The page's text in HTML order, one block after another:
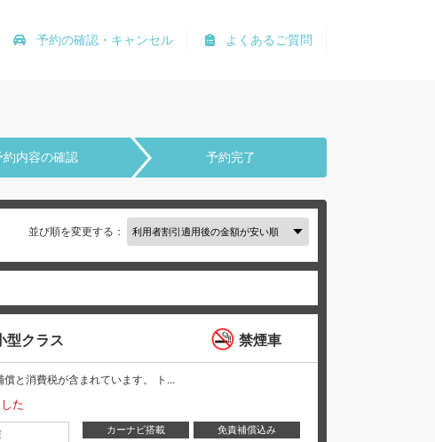
よくあるご質問
予約の確認・キャンセル
約内容の確認 予約完了
並び順を変更する：
型クラス 禁煙車
と消費税が含まれています。 ト...
た
カーナビ搭載
免責補償込み